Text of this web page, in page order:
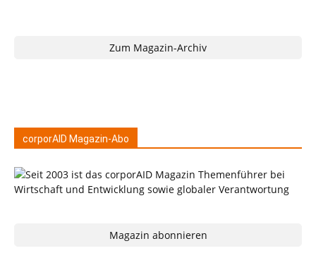
Zum Magazin-Archiv
corporAID Magazin-Abo
Magazin abonnieren